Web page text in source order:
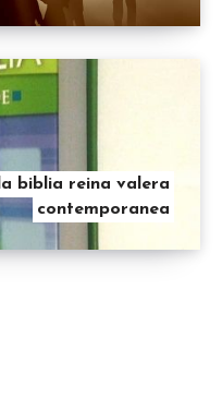
biblia reina valera
contemporanea